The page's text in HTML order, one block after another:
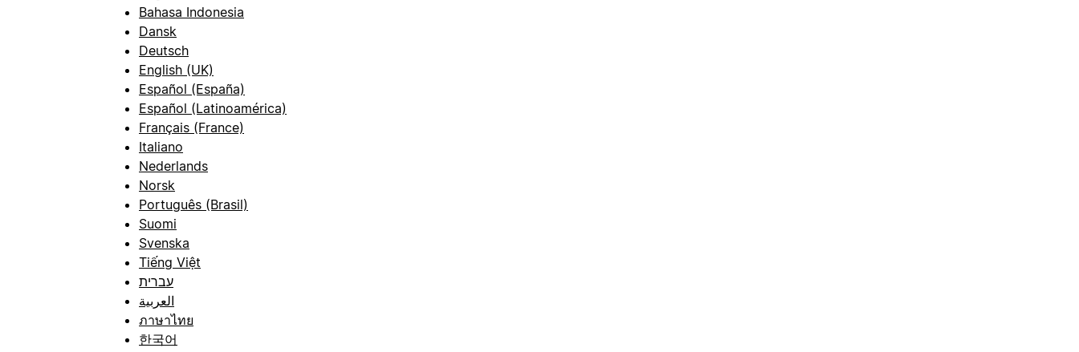
Bahasa Indonesia
Dansk
Deutsch
English (UK)
Español (España)
Español (Latinoamérica)
Français (France)
Italiano
Nederlands
Norsk
Português (Brasil)
Suomi
Svenska
Tiếng Việt
עברית
العربية
ภาษาไทย
한국어